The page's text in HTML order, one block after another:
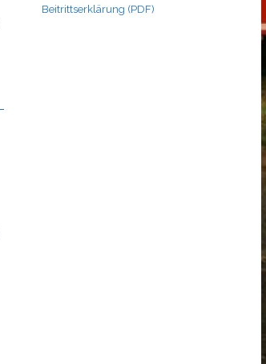
Beitrittserklärung (PDF)